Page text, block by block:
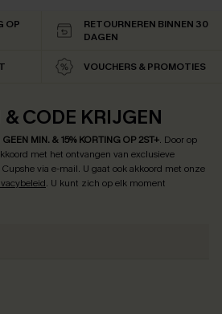
OP
RETOURNEREN BINNEN 30
DAGEN
VOUCHERS & PROMOTIES
CODE KRIJGEN
MIN. & 15% KORTING OP 2ST+. Door op
met het ontvangen van exclusieve
via e-mail. U gaat ook akkoord met onze
. U kunt zich op elk moment